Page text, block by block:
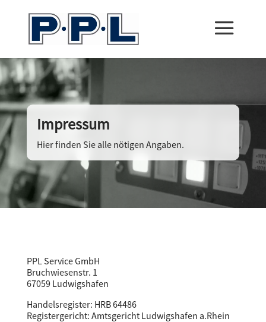
Impressum
Hier finden Sie alle nötigen Angaben.
PPL Service GmbH
Bruchwiesenstr. 1
67059 Ludwigshafen
Handelsregister: HRB 64486
Registergericht: Amtsgericht Ludwigshafen a.Rhein